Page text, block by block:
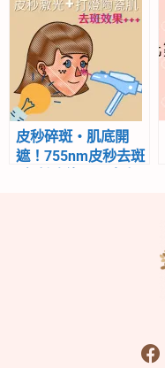
皮秒碎斑‧肌底開
遮！755nm皮秒去斑